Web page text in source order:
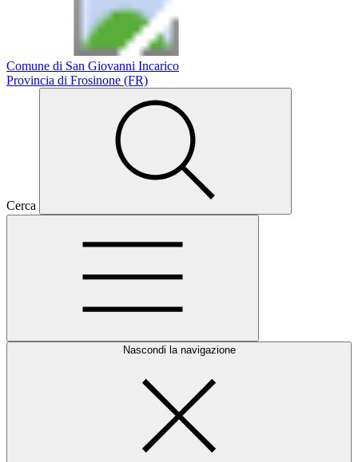
Comune di San Giovanni Incarico
Provincia di Frosinone (FR)
Cerca
Nascondi la navigazione